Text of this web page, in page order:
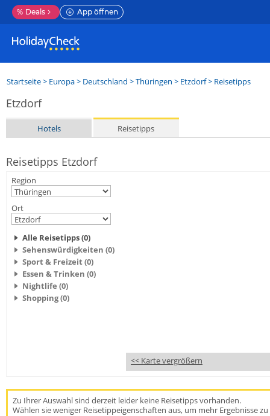
% Deals App öffnen
Startseite> Europa> Deutschland >Thüringen > Etzdorf> Reisetipps
Etzdorf
Hotels Reisetipps
Reisetipps Etzdorf
Region
Ort
Alle Reisetipps (0)
Sehenswürdigkeiten (0)
Sport & Freizeit (0)
Essen & Trinken (0)
Nightlife (0)
Shopping (0)
<< Karte vergrößern
Zu Ihrer Auswahl sind derzeit leider keine Reisetipps vorhanden.
Wählen sie weniger Reisetippeigenschaften aus, um mehr Ergebnisse